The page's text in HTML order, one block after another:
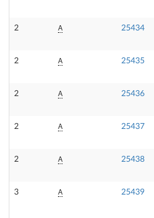
2 A 25434
2 A 25435
2 A 25436
2 A 25437
2 A 25438
3 A 25439